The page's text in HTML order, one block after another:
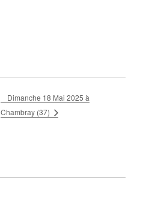
Dimanche 18 Mai 2025 à
Chambray (37)